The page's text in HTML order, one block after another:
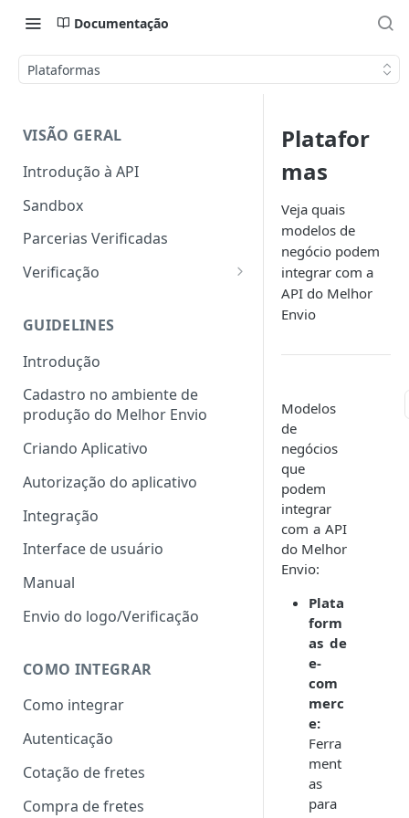
Documentação
Plataformas
VISÃO GERAL
Introdução à API
Sandbox
Parcerias Verificadas
Verificação
2. Formalizar Solicitação
3. Realização de validações
4. Publicação Painel
Integrações
GUIDELINES
Introdução
Cadastro no ambiente de
produção do Melhor Envio
Criando Aplicativo
Autorização do aplicativo
Integração
Interface de usuário
Manual
Envio do logo/Verificação
COMO INTEGRAR
Como integrar
Autenticação
Cotação de fretes
Compra de fretes
Platafor
mas
Veja quais
modelos de
negócio podem
integrar com a
API do Melhor
Envio
Modelos
de
negócios
que
podem
integrar
com a API
do Melhor
Envio:
Plata
form
as de
e-
com
merc
e:
Ferra
ment
as
para